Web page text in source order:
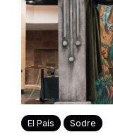
El País Sodre